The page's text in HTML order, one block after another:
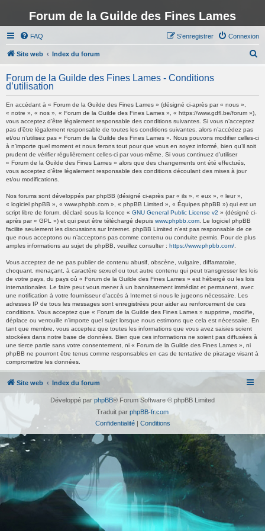
Forum de la Guilde des Fines Lames
FAQ Connexion
S’enregistrer
Site web Index du forum
h
c
Forum de la Guilde des Fines Lames - Conditions
d’utilisation
En accédant à « Forum de la Guilde des Fines Lames » (désigné ci-après par « nous »,
« notre », « nos », « Forum de la Guilde des Fines Lames », « https://www.gdfl.be/forum »),
vous acceptez d’être légalement responsable des conditions suivantes. Si vous n’acceptez
pas d’être légalement responsable de toutes les conditions suivantes, alors n’accédez pas
et/ou n’utilisez pas « Forum de la Guilde des Fines Lames ». Nous pouvons modifier celles-ci
à n’importe quel moment et nous ferons tout pour que vous en soyez informé, bien qu’il soit
prudent de vérifier régulièrement celles-ci par vous-même. Si vous continuez d’utiliser
« Forum de la Guilde des Fines Lames » alors que des changements ont été effectués,
vous acceptez d’être légalement responsable des conditions découlant des mises à jour
et/ou modifications.
Nos forums sont développés par phpBB (désigné ci-après par « ils », « eux », « leur »,
« logiciel phpBB », « www.phpbb.com », « phpBB Limited », « Équipes phpBB ») qui est un
script libre de forum, déclaré sous la licence « GNU General Public License v2 » (désigné ci-
après par « GPL ») et qui peut être téléchargé depuis www.phpbb.com . Le logiciel phpBB
facilite seulement les discussions sur Internet. phpBB Limited n’est pas responsable de ce
que nous acceptons ou n’acceptons pas comme contenu ou conduite permis. Pour de plus
amples informations au sujet de phpBB, veuillez consulter : https://www.phpbb.com/
Vous acceptez de ne pas publier de contenu abusif, obscène, vulgaire, diffamatoire,
choquant, menaçant, à caractère sexuel ou tout autre contenu qui peut transgresser les lois
de votre pays, du pays où « Forum de la Guilde des Fines Lames » est hébergé ou les lois
internationales. Le faire peut vous mener à un bannissement immédiat et permanent, avec
une notification à votre fournisseur d’accès à Internet si nous le jugeons nécessaire. Les
adresses IP de tous les messages sont enregistrées pour aider au renforcement de ces
conditions. Vous acceptez que « Forum de la Guilde des Fines Lames » supprime, modifie,
déplace ou verrouille n’importe quel sujet lorsque nous estimons que cela est nécessaire. En
tant que membre, vous acceptez que toutes les informations que vous avez saisies soient
stockées dans notre base de données. Bien que ces informations ne soient pas diffusées à
une tierce partie sans votre consentement, ni « Forum de la Guilde des Fines Lames », ni
phpBB ne pourront être tenus comme responsables en cas de tentative de piratage visant à
compromettre les données.
Site web Index du forum
Développé par phpBB® Forum Software © phpBB Limited
Traduit par phpBB-fr.com
Confidentialité| Conditions